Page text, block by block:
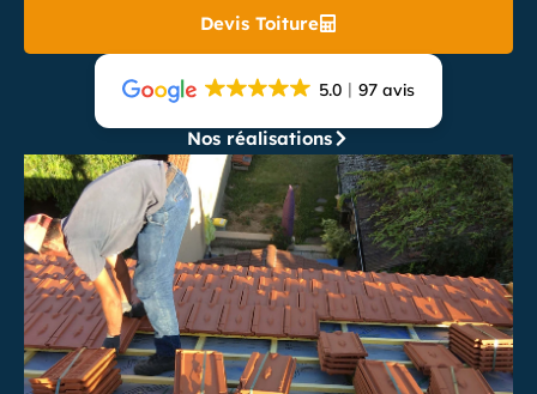
Devis Toiture
5.0 97 avis
Nos réalisations